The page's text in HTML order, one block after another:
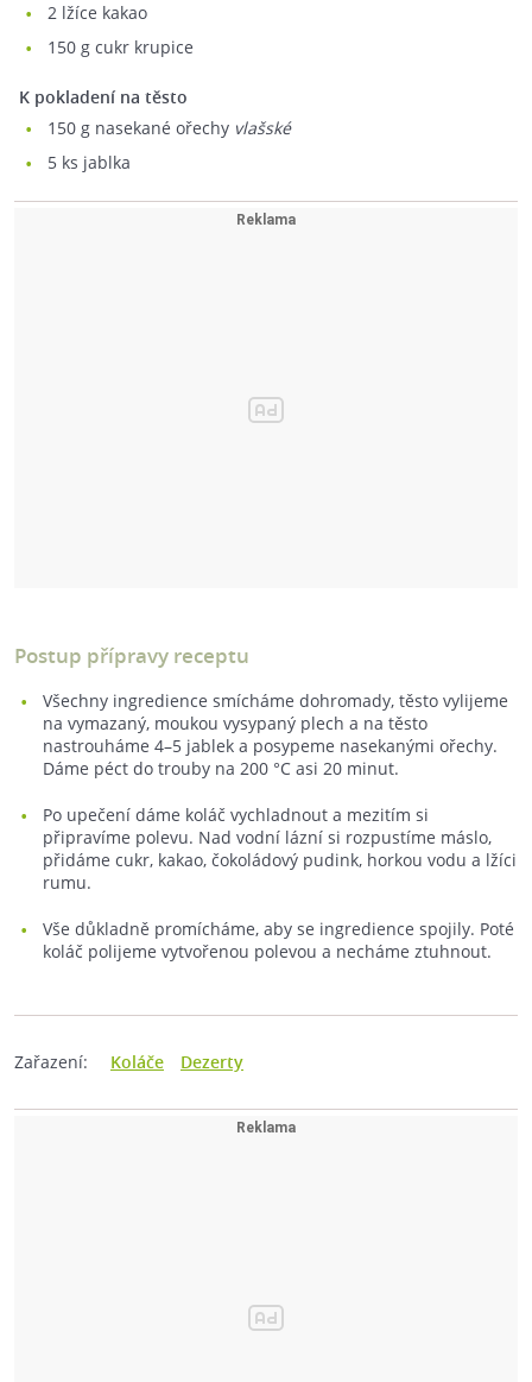
2 lžíce kakao
150 g cukr krupice
K pokladení na těsto
150 g nasekané ořechy vlašské
5 ks jablka
Postup přípravy receptu
Všechny ingredience smícháme dohromady, těsto vylijeme
na vymazaný, moukou vysypaný plech a na těsto
nastrouháme 4–5 jablek a posypeme nasekanými ořechy.
Dáme péct do trouby na 200 °C asi 20 minut.
Po upečení dáme koláč vychladnout a mezitím si
připravíme polevu. Nad vodní lázní si rozpustíme máslo,
přidáme cukr, kakao, čokoládový pudink, horkou vodu a lžíci
rumu.
Vše důkladně promícháme, aby se ingredience spojily. Poté
koláč polijeme vytvořenou polevou a necháme ztuhnout.
Zařazení: Koláče Dezerty